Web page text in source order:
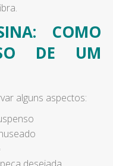
COMO
DE UM
alguns aspectos: